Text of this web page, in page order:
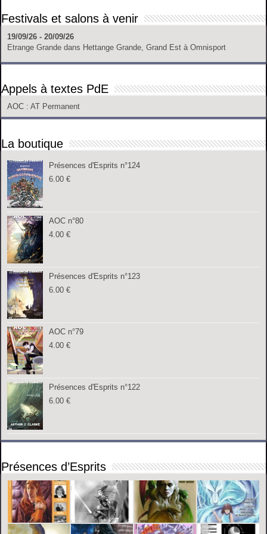
Festivals et salons à venir
19/09/26 - 20/09/26
Etrange Grande dans Hettange Grande, Grand Est à Omnisport
Appels à textes PdE
AOC : AT Permanent
La boutique
Présences d'Esprits n°124
6.00€
AOC n°80
4.00€
Présences d'Esprits n°123
6.00€
AOC n°79
4.00€
Présences d'Esprits n°122
6.00€
Présences d’Esprits